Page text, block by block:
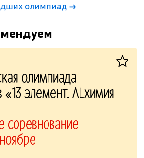
олимпиад →
олимпиада
«13 элемент. ALхимия